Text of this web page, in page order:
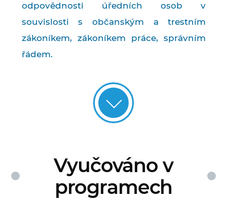
odpovědnosti úředních osob v
souvislosti s občanským a trestním
zákoníkem, zákoníkem práce, správním
řádem.
Vyučováno v
programech